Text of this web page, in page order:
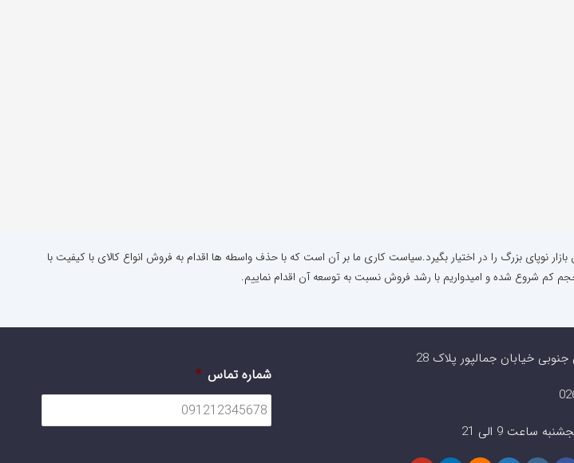
نوپای بزرگ را در اختیار بگیرد.سیاست کاری ما بر آن است که با حذف واسطه ها اقدام به فروش انواع کالای با کیفیت با
کم شروع شده و امیدواریم با رشد فروش نسبت به توسعه آن اقدام نماییم.
جنوبی خیابان جمالپور پلاک 28
ساعت 9 الی 21
شماره تماس *